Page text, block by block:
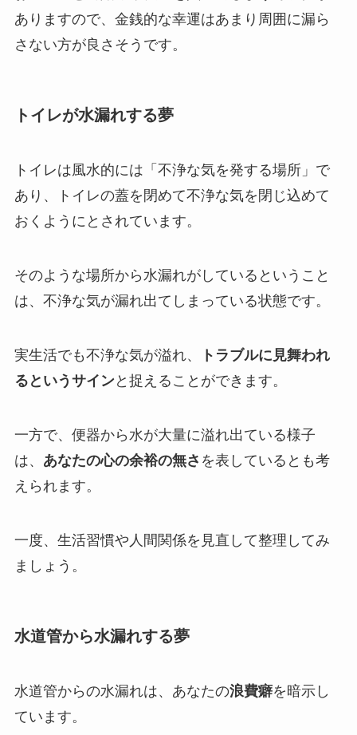
ありますので、金銭的な幸運はあまり周囲に漏ら
さない方が良さそうです。
トイレが水漏れする夢
トイレは風水的には「不浄な気を発する場所」で
あり、トイレの蓋を閉めて不浄な気を閉じ込めて
おくようにとされています。
そのような場所から水漏れがしているということ
は、不浄な気が漏れ出てしまっている状態です。
実生活でも不浄な気が溢れ、
トラブルに見舞われ
るというサインと捉えることができます。
一方で、便器から水が大量に溢れ出ている様子
は、 あなたの心の余裕の無さ を表しているとも考
えられます。
一度、生活習慣や人間関係を見直して整理してみ
ましょう。
水道管から水漏れする夢
水道管からの水漏れは、あなたの浪費癖を暗示し
ています。